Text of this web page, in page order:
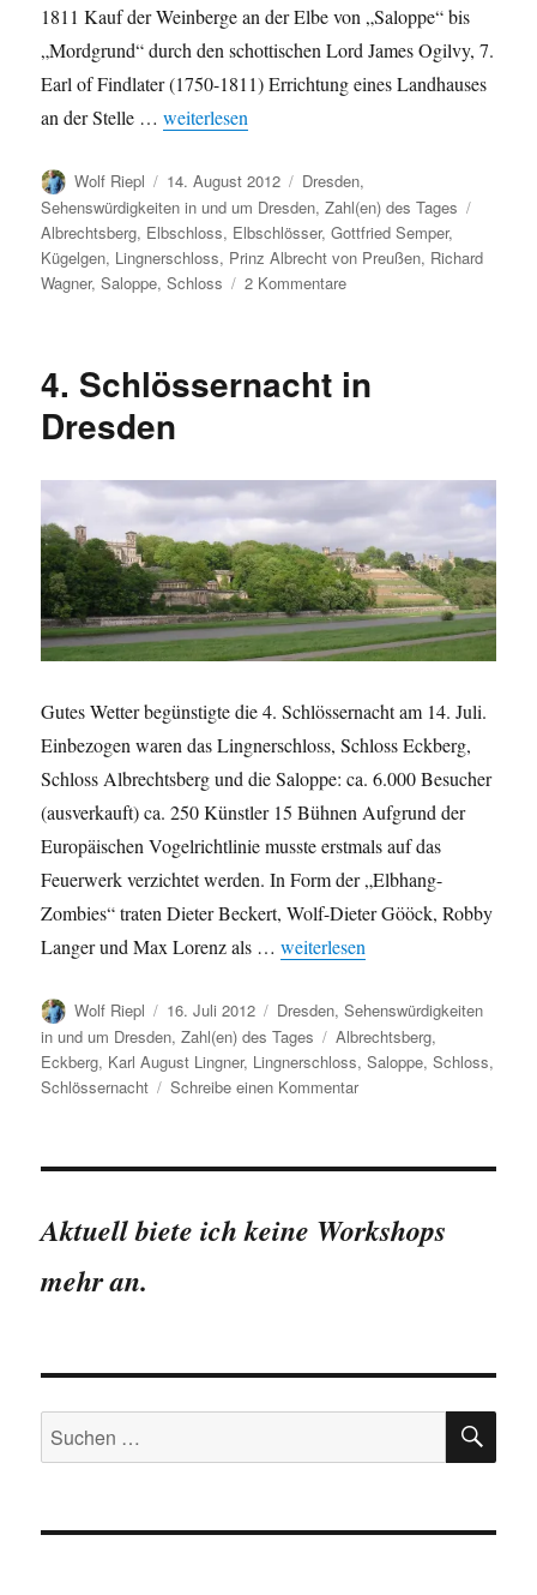
1811 Kauf der Weinberge an der Elbe von „Saloppe“ bis
„Mordgrund“ durch den schottischen Lord James Ogilvy, 7.
Earl of Findlater (1750-1811) Errichtung eines Landhauses
an der Stelle …„Schloss Albrechtsberg in Zahlen“
weiterlesen
Autor
Wolf Riepl
Veröffentlicht
am
14. August 2012 Kategorien
Dresden,
Sehenswürdigkeiten in und um Dresden,Zahl(en) des Tages
Albrechtsberg, Elbschloss, Elbschlösser,Gottfried Semper,
Kügelgen, Lingnerschloss, Prinz Albrecht von Preußen, Richard
Wagner,Saloppe,Schloss 2 Kommentarezu
Zahlen
4. Schlössernacht in
Dresden
Gutes Wetter begünstigte die 4. Schlössernacht am 14. Juli.
Einbezogen waren das Lingnerschloss, Schloss Eckberg,
Schloss Albrechtsberg und die Saloppe: ca. 6.000 Besucher
(ausverkauft) ca. 250 Künstler 15 Bühnen Aufgrund der
Europäischen Vogelrichtlinie musste erstmals auf das
Feuerwerk verzichtet werden. In Form der „Elbhang-
Zombies“ traten Dieter Beckert, Wolf-Dieter Gööck, Robby
Langer und Max Lorenz als …„4. Schlössernacht in Dresden“
weiterlesen
Autor
Wolf Riepl
Veröffentlicht
am
16. Juli 2012 Kategorien
Dresden,Sehenswürdigkeiten
in und um Dresden,Zahl(en) des Tages Schlagwörter
Albrechtsberg,
Eckberg, Karl August Lingner, Lingnerschloss,Saloppe,Schloss,
Schlössernacht
Schreibe einen Kommentarzu
in
Aktuell biete ich keine Workshops
mehr an.
Suchen
nach: